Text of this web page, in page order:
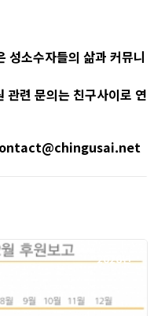
성소수자들의 삶과 커뮤니
관련 문의는 친구사이로 연
contact@chingusai.net
2026년